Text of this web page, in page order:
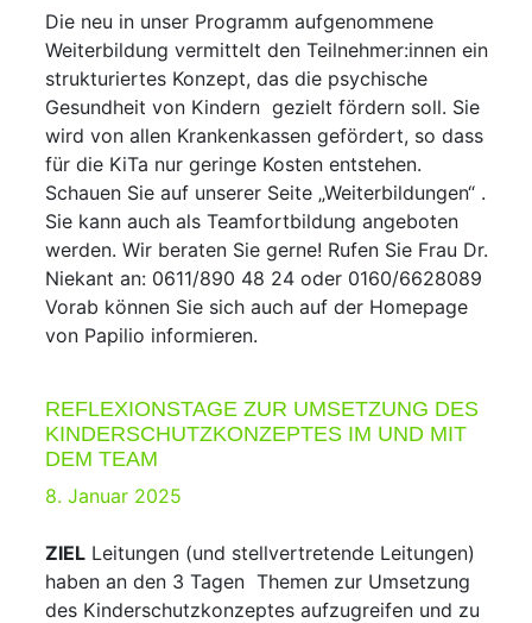
Die neu in unser Programm aufgenommene
Weiterbildung vermittelt den Teilnehmer:innen ein
strukturiertes Konzept, das die psychische
Gesundheit von Kindern gezielt fördern soll. Sie
wird von allen Krankenkassen gefördert, so dass
für die KiTa nur geringe Kosten entstehen.
Schauen Sie auf unserer Seite „Weiterbildungen“ .
Sie kann auch als Teamfortbildung angeboten
werden. Wir beraten Sie gerne! Rufen Sie Frau Dr.
Niekant an: 0611/890 48 24 oder 0160/6628089
Vorab können Sie sich auch auf der Homepage
von Papilio informieren.
REFLEXIONSTAGE ZUR UMSETZUNG DES
KINDERSCHUTZKONZEPTES IM UND MIT
DEM TEAM
Posted
8. Januar 2025
ZIELLeitungen (und stellvertretende Leitungen)
haben an den 3 Tagen Themen zur Umsetzung
des Kinderschutzkonzeptes aufzugreifen und zu